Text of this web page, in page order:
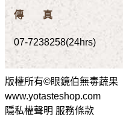
傳 真
07-7238258(24hrs)
版權所有©眼鏡伯無毒蔬果
www.yotasteshop.com
隱私權聲明 服務條款